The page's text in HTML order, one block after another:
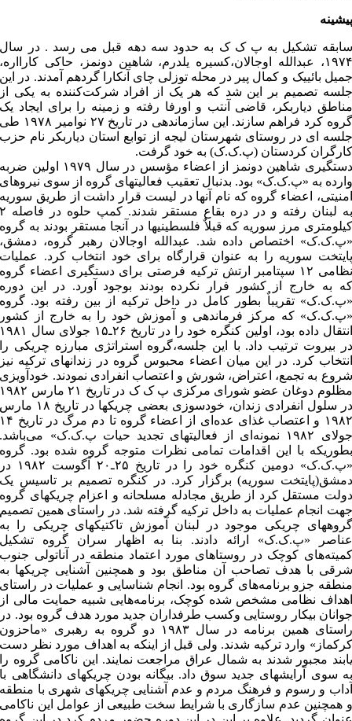
پیشینه
سابقه تشکیل به پ ک ک به حدود سه دهه قبل می رسد . در سال
۱۹۷۴، عبدالله اوجالان،کسیره یلدرم، شاهین دونمز، حاکی کارااره،
جمیل بائییک و کمال پیر در محله توزلی چای آنکارا گردهم آمدند. در این
جلسه تصمیم بر این شد که هر یک از افراد شرکت‌کننده به یکی از
مناطق دیاربکر، قاضی آنتب و اورفا رفته و زمینه را برای ایجاد یک
گروه کرد فراهم سازند. این سازماندهی در تاریخ ۲۷ نوامیر ۱۹۷۸ طی
جلسه ای در روستای شهرستان لیجه از توابع استان دیاربکر نام حزب
کارگران کردستان (پ.ک.ک) به خود گرفت.
دستگیری شاهین دونمز از اعضاء مؤسس در سال ۱۹۷۹ اولین ضربه
وارده به «پ.ک.ک» بود. بدنبال تعقیب فعالیتهای گروه از سوی نیروهای
امنیتی‏، اعضاء گروه که نام آنها در لیست قرار داشت از طریق سوریه
به لبنان رفته و در دره بقاع مستقر شدند. کمپ حلوه در فاصله ۲
کیلومتری مرز سوریه که قبلاٌ فلسطینیها در آنجا مستقر بودند به گروه
«پ.ک.ک» اختصاص داده شد. عبدالله اوجالان رهبر گروه، دمشق،
پایتخت سوریه را به عنوان قرارگاه برای خود انتخاب کرد. عملیات
نظامی ۱۲ سپتامبر ارتش ترکیه فرصتی برای دستگیری اعضاء گروه
که به خارج از کشور فرار نکرده بودند بوجود آورد. در این دوره
«پ.ک.ک» تقریباٌ بطور کامل در داخل ترکیه از بین رفته بود. گروه
«پ.ک.ک» که مرکز فرماندهی و آموزش خود را به خارج از کشور
انتقال داده بود، اولین کنگره خود را در تاریخ ۲۶ـ۱۵ جولای سال ۱۹۸۱
در بیروت ترتیب داد. با این جلسه،گروه استراتژی مبارزه چریکی را
انتخاب کرد. در این میان اعضاء محبوس گروه در زندانهای ترکیه نیز
شروع به تجمع، اعتراض، شورش و اعتصاب انفرادی نمودند. خودآویزی
مظلوم دوغان عضو شورای مرکزی پ ک ک در تاریخ ۲۱ مارس ۱۹۸۲
در سلول انفرادی زندان، خودسوزی بعضی چریکها در تاریخ ۱۸ مارس
۱۹۸۲ و اعتصاب غذای عده‌ای از اعضاء گروه تا دم مرگ در تاریخ ۱۴
جولای ۱۹۸۲ نمونه‌ای از فعالیتهای تجدید حیات پ.ک.ک» می‌باشد.
بطوریکه با این اقدامات تمامی نظرات متوجه گروه شده بود. گروه
«پ.ک.ک» دومین کنگره خود را در تاریخ ۲۵ـ۲۰ آگوست ۱۹۸۲ در
دمشق(پایتخت سوریه) برگزار کرد. در کنگره تصمیم بر تاسیس یک
دولت مستقل کرد از طریق مجادله مسلحانه و اعزام چریکهای گروه
جهت انجام عملیات به داخل ترکیه گرفته شد. در راستای همین تصمیم
گروههای چریکی موجود در لبنان آموزش تاکتیکهای چریکی را به
عناصر «پ.ک.ک» ارائه دادند. بنا به اظهار سران گروه تشکیل
کمیته‌های کوچک در روستاهای مورد اعتماد منطقه در آناتولی جنوب
شرقی با هدف تصاحب آن مناطق بود و همچنین آشنایی چریکها به
منطقه جزو برنامه‌های گروه بود. انجام شناسایی و عملیات در راستای
اهداف نظامی مشخص شده کوچک، برنامه‌هایی شبیه حمایت مالی از
جوانان بیکار روستایی وکسب طرفداران جدید مورد هدف گروه بود. در
راستای همین برنامه در سال ۱۹۸۳ دو گروه به رهبری «ماحزون
کرکماز» وارد ترکیه شدند. ولی قبل از اینکه به اهداف مورد نظر دست
یابند مجبور شدند به شمال عراق مراجعت نمایند. این ناکامی گروه را
به سوی آرایشهای جدید سوق داد. بیگانه بودن چریکهای دانشگاهی با
آداب و رسوم و فرهنگ مردم و عدم آشنایی چریکهای شهری با منطقه
و همچنین عدم سازگاری با شرایط سخت طبیعی از عوامل این ناکامی